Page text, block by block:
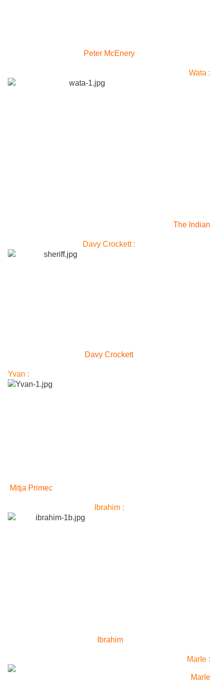
Peter McEnery
Wata :
The Indian
Davy Crockett :
Davy Crockett
Yvan :
Mitja Primec
Ibrahim :
Ibrahim
MarIe :
MarIe